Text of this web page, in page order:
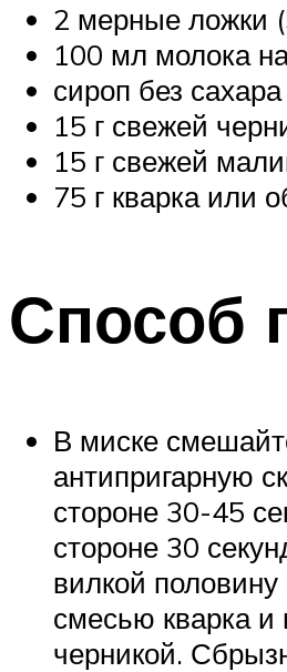
2 мерные ложки
100 мл молока
сироп без сахара
15 г свежей
15 г свежей
75 г кварка или
Способ
В миске
антипригарную
стороне 30-45
стороне 30
вилкой
смесью кварка
черникой.